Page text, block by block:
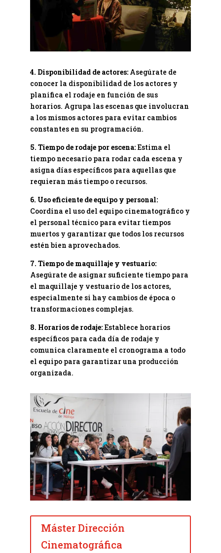
4. Disponibilidad de actores:Asegúrate de
conocer la disponibilidad de los actores y
planifica el rodaje en función de sus
horarios. Agrupa las escenas que involucran
a los mismos actores para evitar cambios
constantes en su programación.
5. Tiempo de rodaje por escena:Estima el
tiempo necesario para rodar cada escena y
asigna días específicos para aquellas que
requieran más tiempo o recursos.
6. Uso eficiente de equipo y personal:
Coordina el uso del equipo cinematográfico y
el personal técnico para evitar tiempos
muertos y garantizar que todos los recursos
estén bien aprovechados.
7. Tiempo de maquillaje y vestuario:
Asegúrate de asignar suficiente tiempo para
el maquillaje y vestuario de los actores,
especialmente si hay cambios de época o
transformaciones complejas.
8. Horarios de rodaje:Establece horarios
específicos para cada día de rodaje y
comunica claramente el cronograma a todo
el equipo para garantizar una producción
organizada.
Máster Dirección
Cinematográfica